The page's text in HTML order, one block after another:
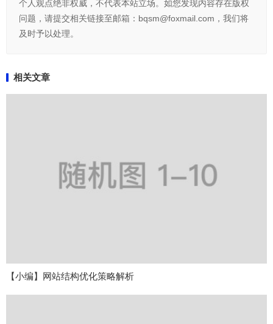
个人观点绝非权威，不代表本站立场。如您发现内容存在版权
问题，请提交相关链接至邮箱：bqsm@foxmail.com，我们将
及时予以处理。
相关文章
【小编】网站结构优化策略解析